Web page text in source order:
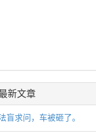
新文章
盲求问，车被砸了。